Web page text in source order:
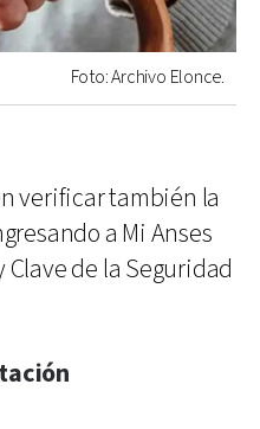
Foto: Archivo Elonce.
verificar también la
a Mi Anses
Clave de la Seguridad